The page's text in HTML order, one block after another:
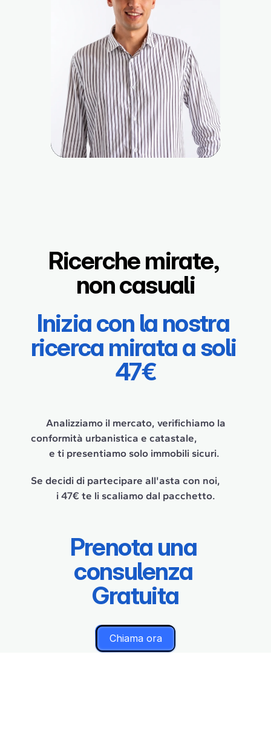
Matilde Campagni
CO-FOUNDER
Ricerche mirate,
non casuali
Inizia con la nostra
ricerca mirata a soli
47€
conformità urbanistica e catastale,
e ti presentiamo solo immobili sicuri.
Se decidi di partecipare all'asta con noi,
i 47€ te li scaliamo dal pacchetto.
Prenota una
consulenza
Gratuita
Chiama ora